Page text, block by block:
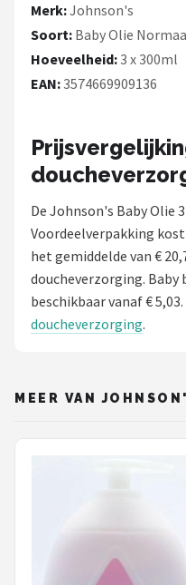
Merk:Johnson's
Soort: Baby Olie
Hoeveelheid:3 x 300ml
EAN:3574669909136
De Johnson's Baby Olie
Voordeelverpakking kost
het gemiddelde van €
doucheverzorging. Baby
beschikbaar vanaf € 5,03.
doucheverzorging.
MEER VAN